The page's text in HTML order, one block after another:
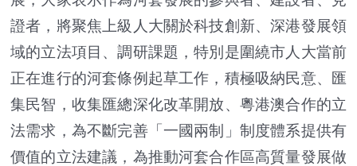
證者，將聚焦上級人大關於科技創新、深港發展領
域的立法項目、調研課題，特別是圍繞市人大當前
正在進行的河套條例起草工作，積極吸納民意、匯
集民智，收集匯總深化改革開放、粵港澳合作的立
法需求，為不斷完善「一國兩制」制度體系提供有
價值的立法建議，為推動河套合作區高質量發展做